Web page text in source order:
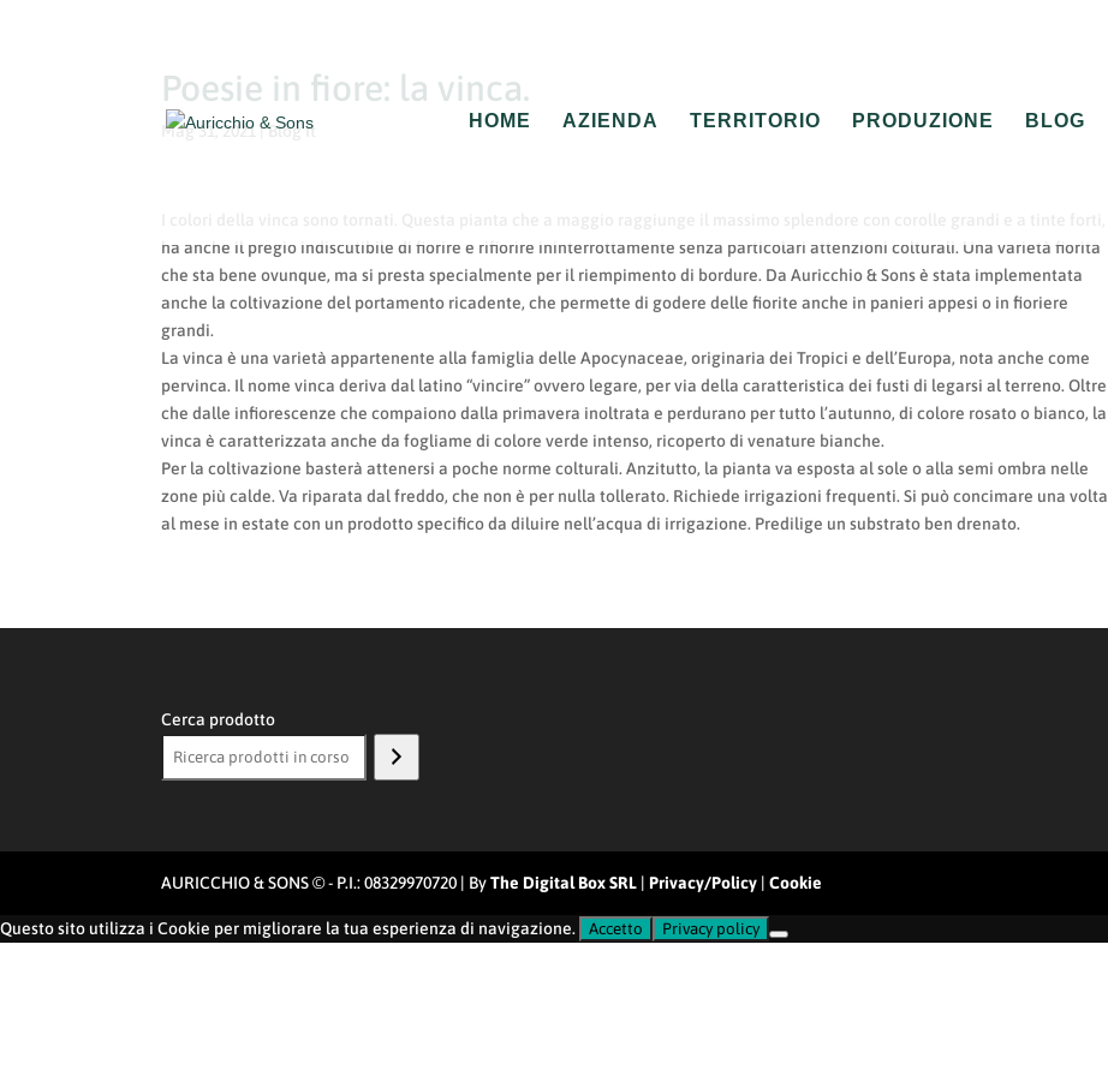
HOME AZIENDA TERRITORIO PRODUZIONE BLOG
Poesie in fiore: la vinca.
Mag 31, 2021 |Blog It
ha anche il pregio indiscutibile di fiorire e rifiorire ininterrottamente senza particolari attenzioni colturali. Una varietà fiorita
che sta bene ovunque, ma si presta specialmente per il riempimento di bordure. Da Auricchio & Sons è stata implementata
anche la coltivazione del portamento ricadente, che permette di godere delle fiorite anche in panieri appesi o in fioriere
grandi.
La vinca è una varietà appartenente alla famiglia delle Apocynaceae, originaria dei Tropici e dell’Europa, nota anche come
pervinca. Il nome vinca deriva dal latino “vincire” ovvero legare, per via della caratteristica dei fusti di legarsi al terreno. Oltre
che dalle infiorescenze che compaiono dalla primavera inoltrata e perdurano per tutto l’autunno, di colore rosato o bianco, la
vinca è caratterizzata anche da fogliame di colore verde intenso, ricoperto di venature bianche.
Per la coltivazione basterà attenersi a poche norme colturali. Anzitutto, la pianta va esposta al sole o alla semi ombra nelle
zone più calde. Va riparata dal freddo, che non è per nulla tollerato. Richiede irrigazioni frequenti. Si può concimare una volta
al mese in estate con un prodotto specifico da diluire nell’acqua di irrigazione. Predilige un substrato ben drenato.
Cerca prodotto
AURICCHIO & SONS © - P.I.: 08329970720 | ByThe Digital Box SRL |Privacy/Policy |Cookie
Questo sito utilizza i Cookie per migliorare la tua esperienza di navigazione. Accetto Privacy policy